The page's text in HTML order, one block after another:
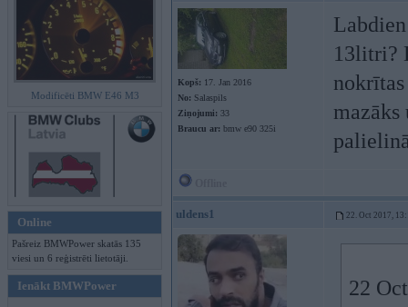
Modificēti BMW E46 M3
Online
Pašreiz BMWPower skatās 135
viesi un 6 reģistrēti lietotāji.
Ienākt BMWPower
Kopš: 17. Jan 2016
No: Salaspils
Ziņojumi: 33
Braucu ar: bmw e90 325i
13litri?
uldens1 22. Oct 2017,
22